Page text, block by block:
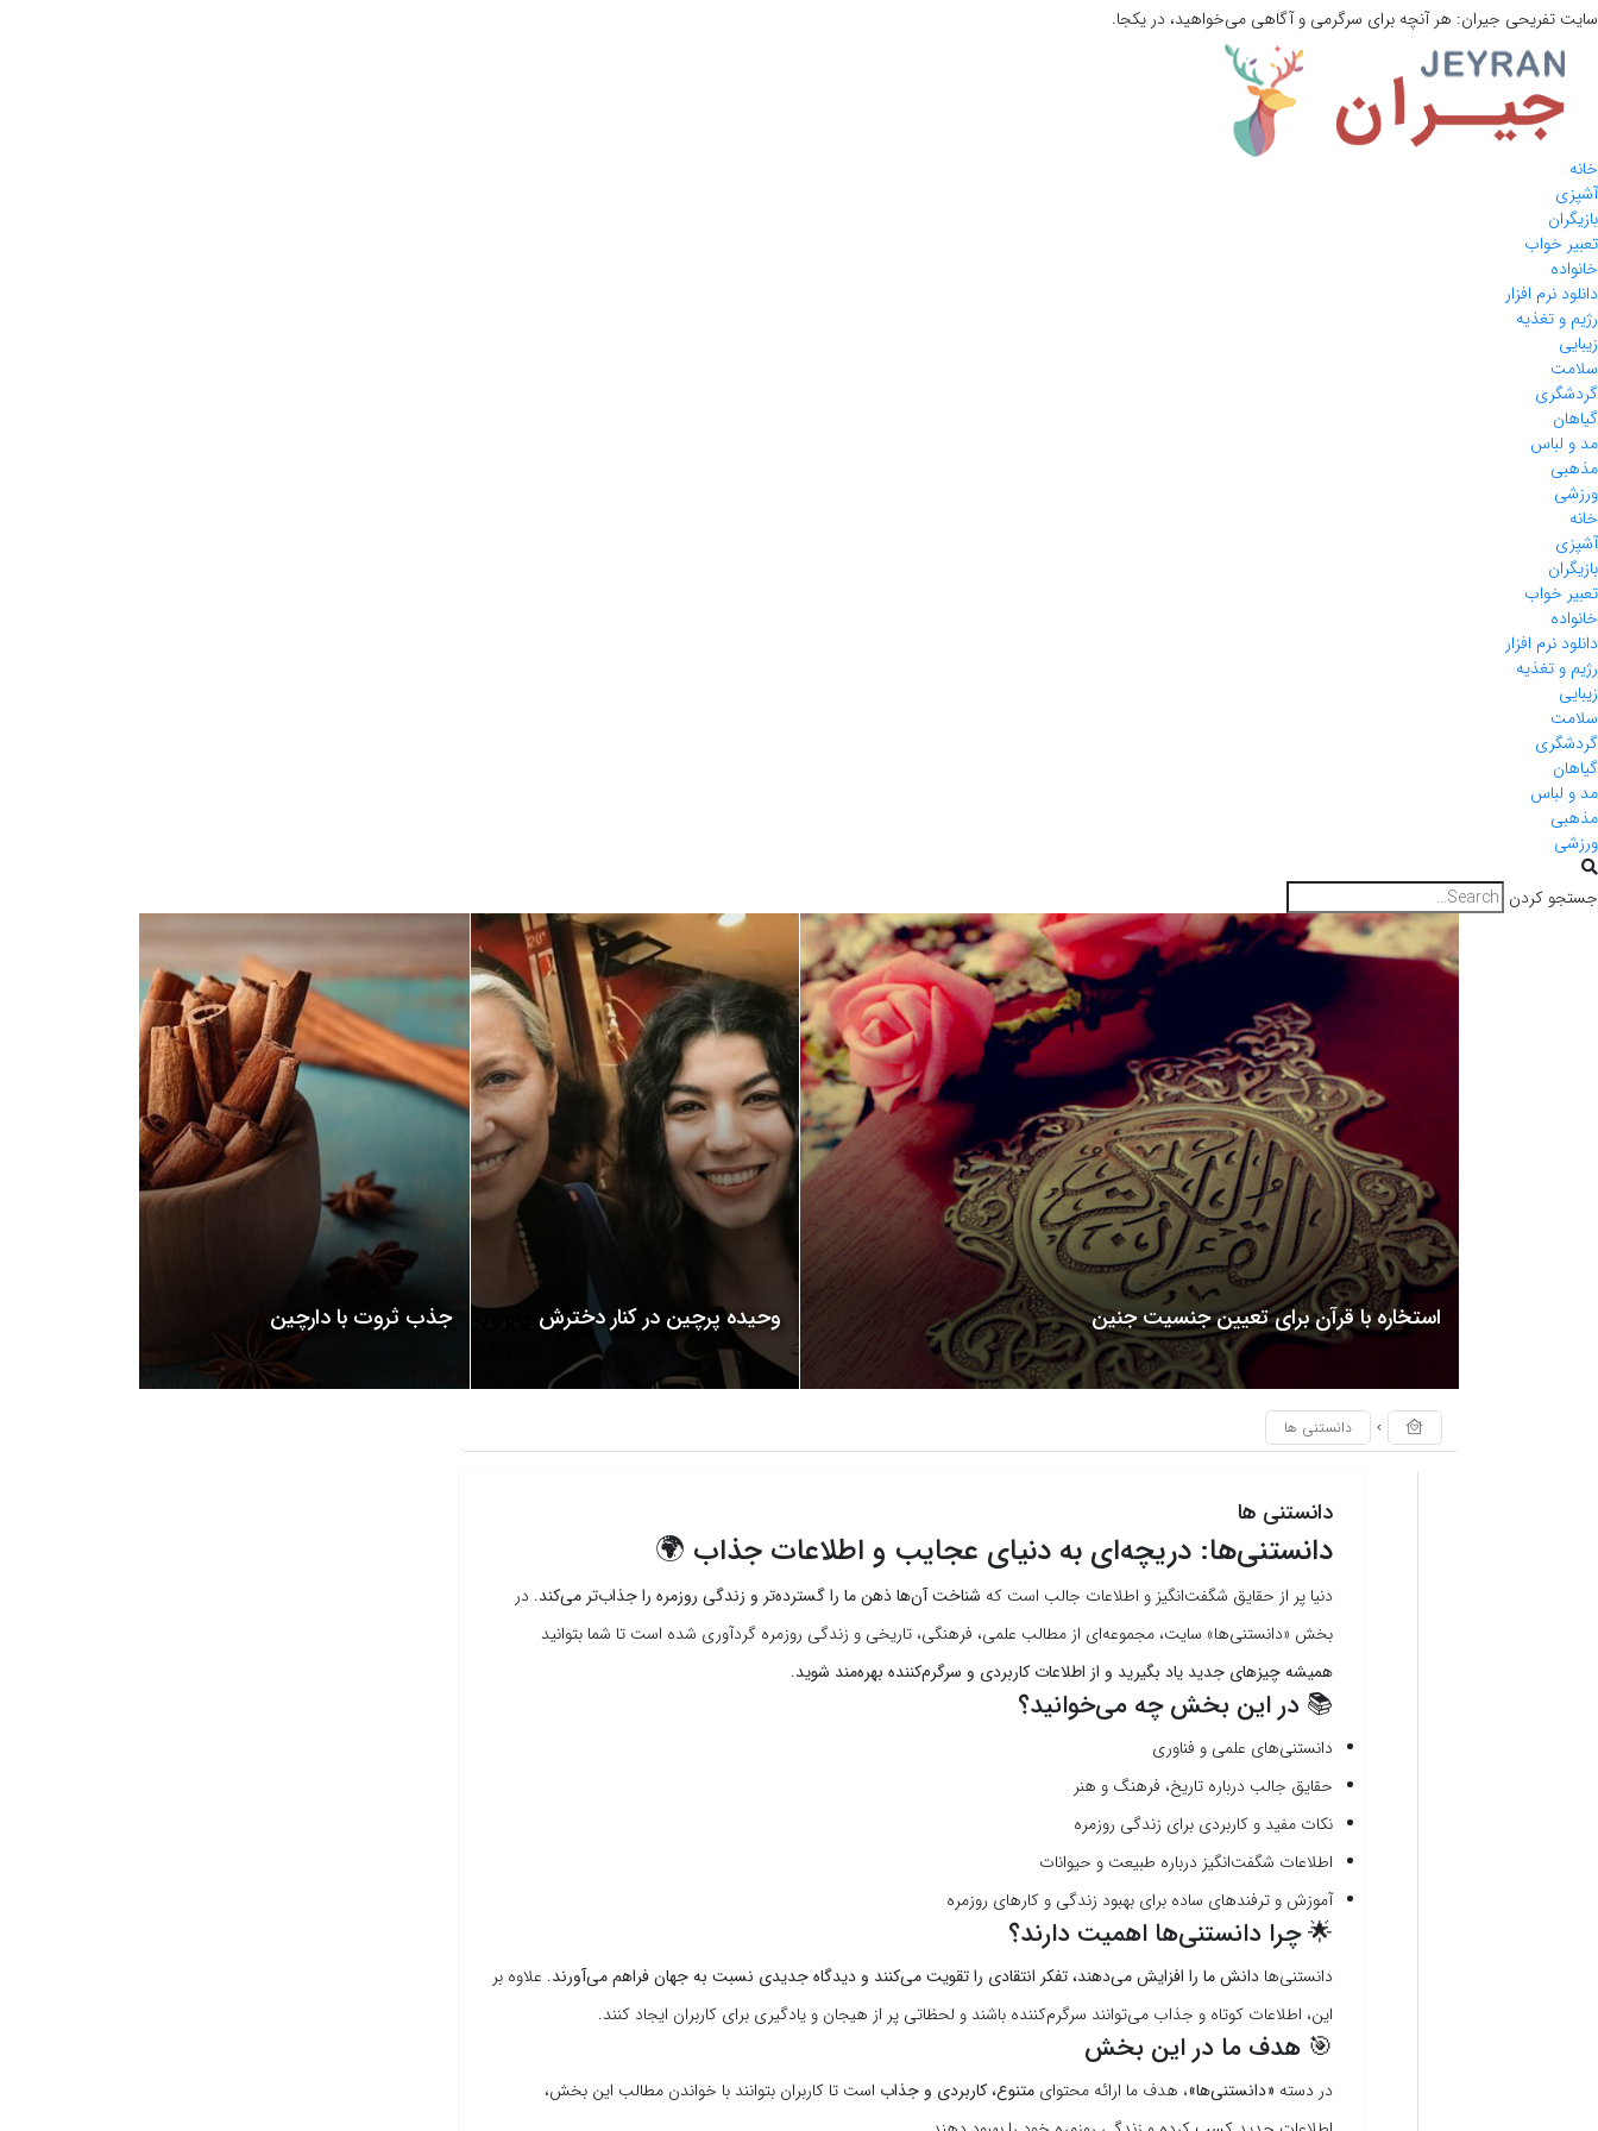
سایت تفریحی جیران: هر آنچه برای سرگرمی و آگاهی می‌خواهید، در یکجا.
خانه
آشپزی
بازیگران
تعبیر خواب
خانواده
دانلود نرم افزار
رژیم و تغذیه
زیبایی
سلامت
گردشگری
گیاهان
مد و لباس
مذهبی
ورزشی
خانه
آشپزی
بازیگران
تعبیر خواب
خانواده
دانلود نرم افزار
رژیم و تغذیه
زیبایی
سلامت
گردشگری
گیاهان
مد و لباس
مذهبی
ورزشی
جستجو کردن
استخاره با قرآن برای تعیین جنسیت جنین وحیده پرچین در کنار دخترش جذب ثروت با دارچین
دانستنی ها
دانستنی ها
دانستنی‌ها: دریچه‌ای به دنیای عجایب و اطلاعات جذاب 🌍
دنیا پر از حقایق شگفت‌انگیز و اطلاعات جالب است که شناخت آن‌ها ذهن ما را گسترده‌تر و زندگی روزمره را جذاب‌تر می‌کند. در
بخش «دانستنی‌ها» سایت، مجموعه‌ای از مطالب علمی، فرهنگی، تاریخی و زندگی روزمره گردآوری شده است تا شما بتوانید
همیشه چیزهای جدید یاد بگیرید و از اطلاعات کاربردی و سرگرم‌کننده بهره‌مند شوید.
📚 در این بخش چه می‌خوانید؟
دانستنی‌های علمی و فناوری
حقایق جالب درباره تاریخ، فرهنگ و هنر
نکات مفید و کاربردی برای زندگی روزمره
اطلاعات شگفت‌انگیز درباره طبیعت و حیوانات
آموزش و ترفندهای ساده برای بهبود زندگی و کارهای روزمره
🌟 چرا دانستنی‌ها اهمیت دارند؟
دانستنی‌ها دانش ما را افزایش می‌دهند، تفکر انتقادی را تقویت می‌کنند و دیدگاه جدیدی نسبت به جهان فراهم می‌آورند. علاوه بر
این، اطلاعات کوتاه و جذاب می‌توانند سرگرم‌کننده باشند و لحظاتی پر از هیجان و یادگیری برای کاربران ایجاد کنند.
🎯 هدف ما در این بخش
در دسته «دانستنی‌ها»، هدف ما ارائه محتوای متنوع، کاربردی و جذاب است تا کاربران بتوانند با خواندن مطالب این بخش،